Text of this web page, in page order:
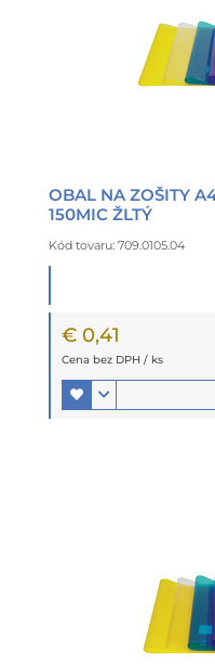
OBAL NA ZOŠITY
150MIC ŽLTÝ
Kód tovaru: 709.0105.04
€ 0,41
Cena bez DPH / ks